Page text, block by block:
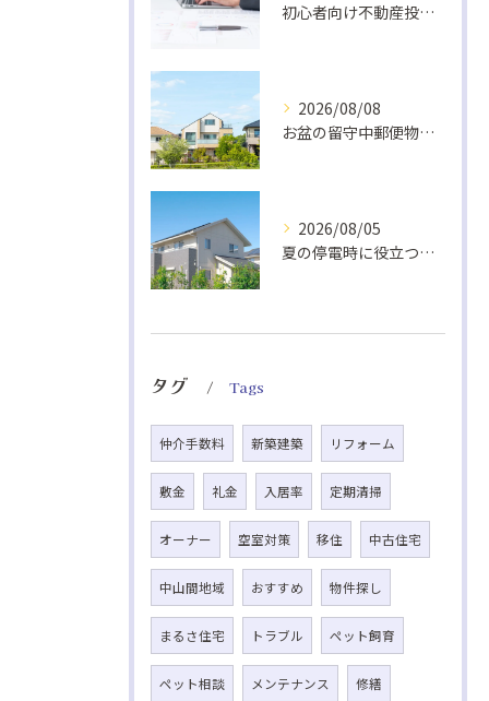
初心者向け不動産投資の基礎知識
2026/08/08
お盆の留守中郵便物と戸締り防犯策
2026/08/05
夏の停電時に役立つ非常食と快適グッズ
タグ Tags
仲介手数料 新築建築 リフォーム
敷金 礼金 入居率 定期清掃
オーナー 空室対策 移住 中古住宅
中山間地域 おすすめ 物件探し
まるさ住宅 トラブル ペット飼育
ペット相談 メンテナンス 修繕